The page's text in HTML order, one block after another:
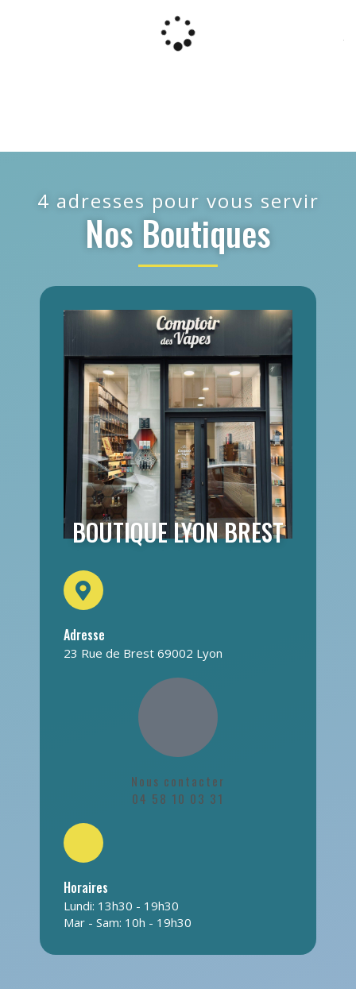
4 adresses pour vous servir
Nos Boutiques
BOUTIQUE LYON BREST
Adresse
23 Rue de Brest 69002 Lyon
Nous contacter
04 58 10 03 31
Horaires
Lundi: 13h30 - 19h30
Mar - Sam: 10h - 19h30